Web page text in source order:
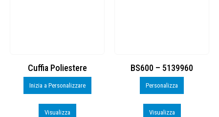
Cuffia Poliestere
Inizia a Personalizzare
Visualizza
BS600 – 5139960
Personalizza
Visualizza